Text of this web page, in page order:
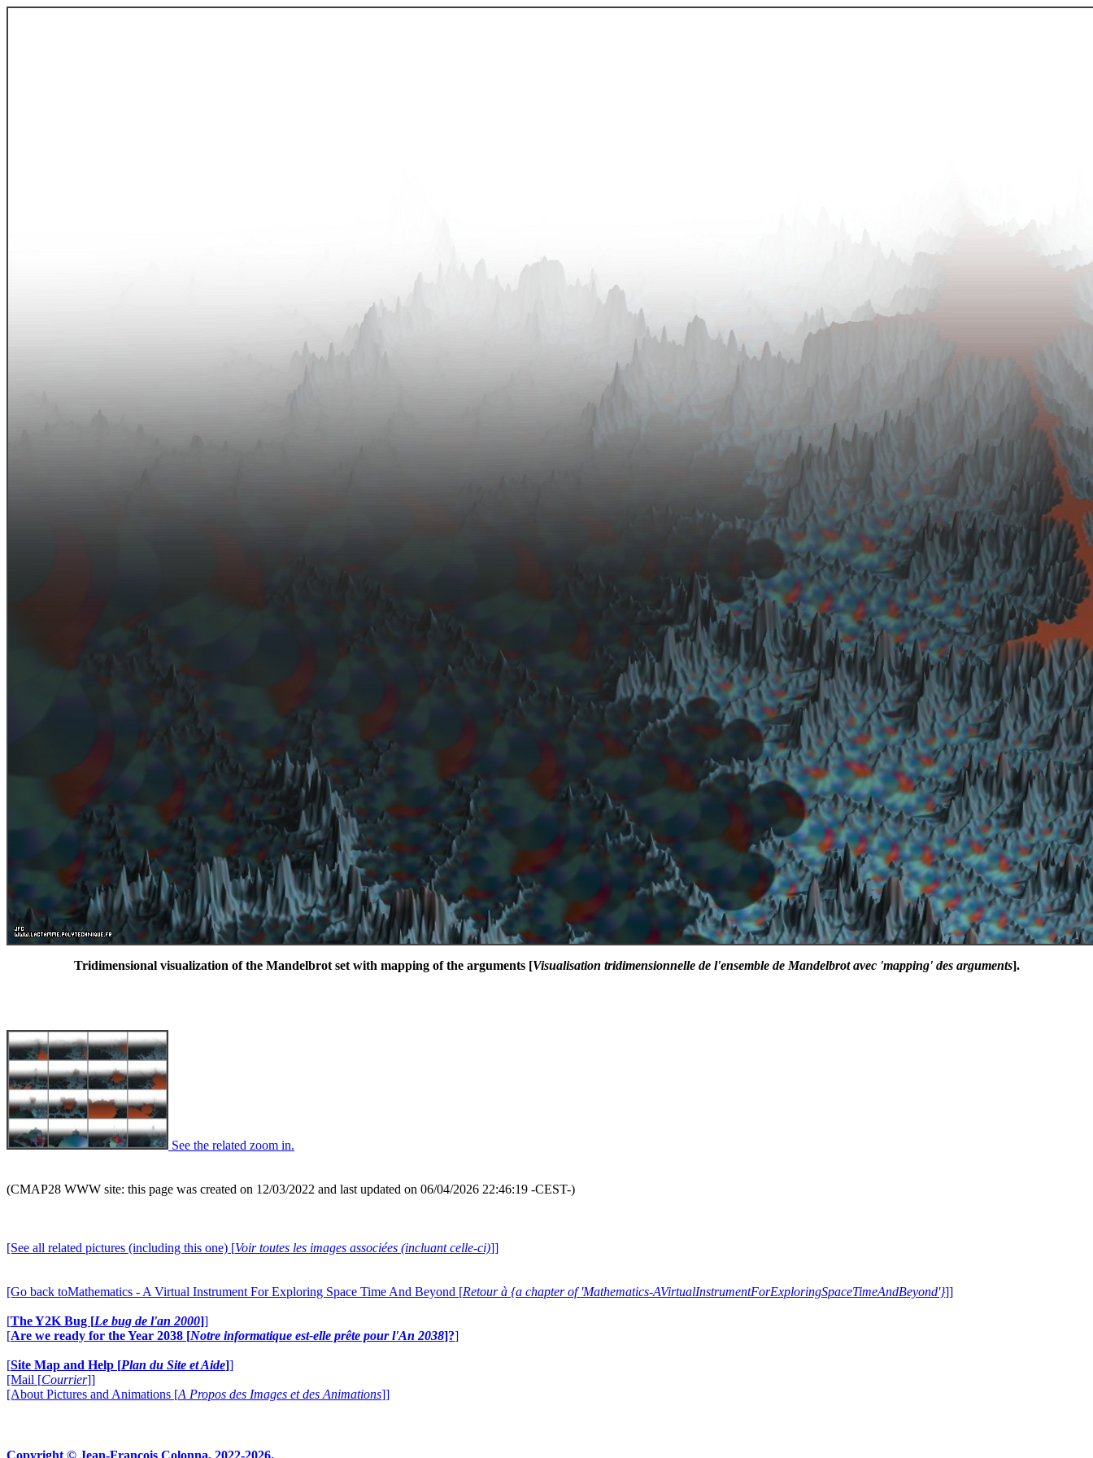
Tridimensional visualization of the Mandelbrot set with mapping of the arguments [Visualisation tridimensionnelle de l'ensemble de Mandelbrot avec 'mapping' des arguments].
See the related zoom in.
(CMAP28 WWW site: this page was created on 12/03/2022 and last updated on 06/04/2026 22:46:19 -CEST-)
[See all related pictures (including this one) [Voir toutes les images associées (incluant celle-ci)]]
[Go back toMathematics - A Virtual Instrument For Exploring Space Time And Beyond [Retour à {a chapter of 'Mathematics-AVirtualInstrumentForExploringSpaceTimeAndBeyond'}]]
[The Y2K Bug [Le bug de l'an 2000]]
[Are we ready for the Year 2038 [Notre informatique est-elle prête pour l'An 2038]?]
[Site Map and Help [Plan du Site et Aide]]
[Mail [Courrier]]
[About Pictures and Animations [A Propos des Images et des Animations]]